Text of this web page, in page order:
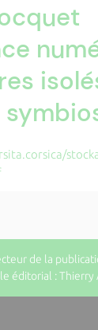
de la
éditorial : Thierry